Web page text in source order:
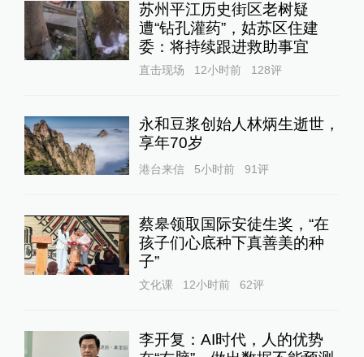
苏州平江历史街区老树疑
遭“钻孔灌药”，姑苏区住建
委：将持续跟进救助事宜
直击现场 12小时前 128评
永和豆浆创始人林炳生逝世，
享年70岁
港台来信 5小时前 91评
蔡皋领取国际安徒生奖，“在
孩子们心底种下真善美的种
子”
文化课 12小时前 62评
李开复：AI时代，人的优势